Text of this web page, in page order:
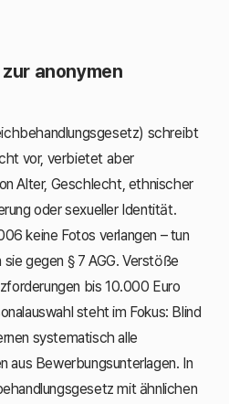
anonymen
schreibt
vor, verbietet aber
Alter, Geschlecht, ethnischer
oder sexueller Identität.
keine Fotos verlangen – tun
gegen § 7 AGG. Verstöße
bis 10.000 Euro
steht im Fokus: Blind
systematisch alle
aus Bewerbungsunterlagen. In
mit ähnlichen